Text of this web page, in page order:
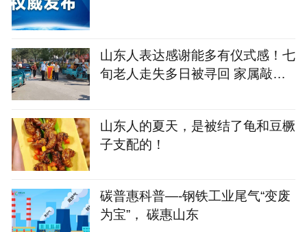
山东人表达感谢能多有仪式感！七
旬老人走失多日被寻回 家属敲锣
山东人的夏天，是被结了龟和豆橛
子支配的！
碳普惠科普—-钢铁工业尾气“变废
为宝”， 碳惠山东